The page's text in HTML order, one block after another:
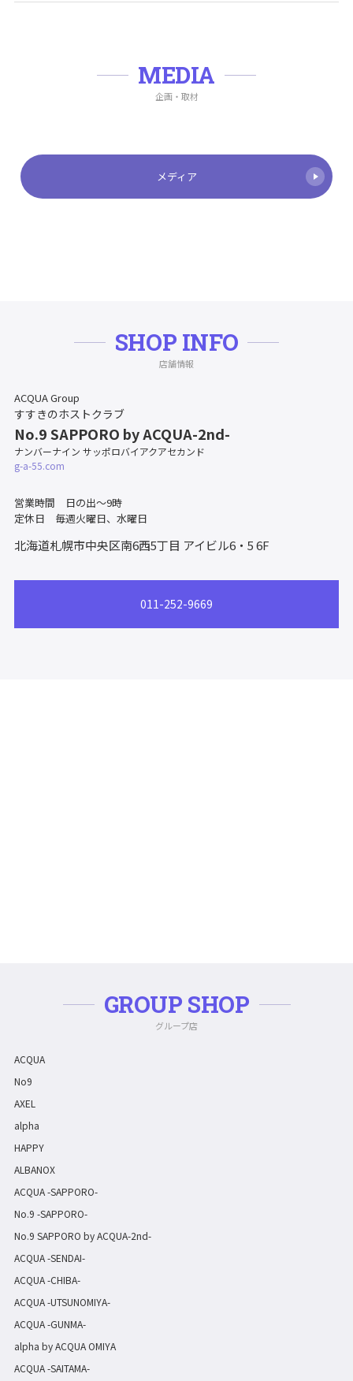
MEDIA
企画・取材
メディア
SHOP INFO
店舗情報
ACQUA Group
すすきのホストクラブ
No.9 SAPPORO by ACQUA-2nd-
ナンバーナイン サッポロバイアクアセカンド
g-a-55.com
営業時間 日の出〜9時
定休日 毎週火曜日、水曜日
北海道札幌市中央区南6西5丁目 アイビル6・5 6F
011-252-9669
GROUP SHOP
グループ店
ACQUA
No9
AXEL
alpha
HAPPY
ALBANOX
ACQUA -SAPPORO-
No.9 -SAPPORO-
No.9 SAPPORO by ACQUA-2nd-
ACQUA -SENDAI-
ACQUA -CHIBA-
ACQUA -UTSUNOMIYA-
ACQUA -GUNMA-
alpha by ACQUA OMIYA
ACQUA -SAITAMA-